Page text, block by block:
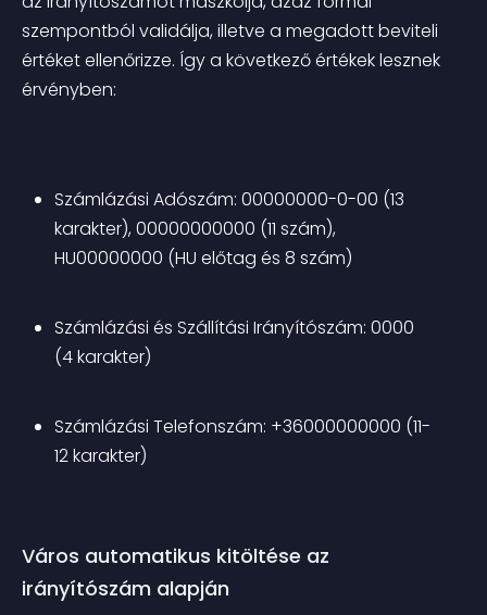
szempontból validálja, illetve a megadott beviteli
értéket ellenőrizze. Így a következő értékek lesznek
érvényben:
Számlázási Adószám: 00000000-0-00 (13
karakter), 00000000000 (11 szám),
HU00000000 (HU előtag és 8 szám)
Számlázási és Szállítási Irányítószám: 0000
(4 karakter)
Számlázási Telefonszám: +36000000000 (11-
12 karakter)
Város automatikus kitöltése az
irányítószám alapján